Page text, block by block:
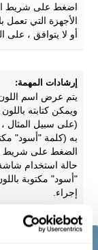
اضغط على شريط
الأجهزة التي تعمل
أو لا يتوافق ، على
إرشادات المهمة:
يتم عرض اسم
ويمكن كتابته
(على سبيل المثال
به (كلمة "أسود"
الضغط على شريط
حالة استخدام
"أسود" مكتوبة
إجراء.